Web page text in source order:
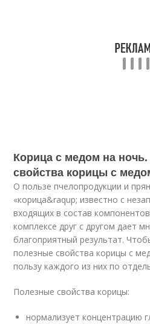
Корица с медом на
свойства корицы с
О пользе пчелопродукции и
«корица&raqup; известно с
входящих в состав
комплексе друг с другом дает
благоприятный результат.
полезные свойства корицы с
пользу каждого из них по
Полезные свойства корицы:
нормализует концентрацию